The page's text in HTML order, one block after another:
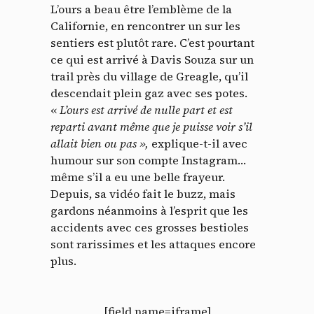
L’ours a beau être l’emblème de la
Californie, en rencontrer un sur les
sentiers est plutôt rare. C’est pourtant
ce qui est arrivé à Davis Souza sur un
trail près du village de Greagle, qu’il
descendait plein gaz avec ses potes.
«L’ours est arrivé de nulle part et est
reparti avant même que je puisse voir s’il
allait bien ou pas », explique-t-il avec
humour sur son compte Instagram…
même s’il a eu une belle frayeur.
Depuis, sa vidéo fait le buzz, mais
gardons néanmoins à l’esprit que les
accidents avec ces grosses bestioles
sont rarissimes et les attaques encore
plus.